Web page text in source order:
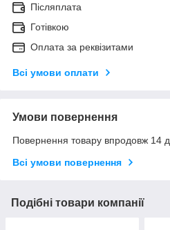
Післяплата
Готівкою
Оплата за реквізитами
Всі умови оплати
Умови повернення
Повернення товару впродовж 14
Всі умови повернення
Подібні товари компанії